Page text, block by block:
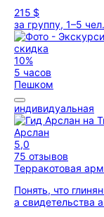
215 $
за группу, 1–5 чел.
скидка
10%
5 часов
Пешком
индивидуальная
Арслан
5,0
75 отзывов
Терракотовая
Понять, что
а свидетельства